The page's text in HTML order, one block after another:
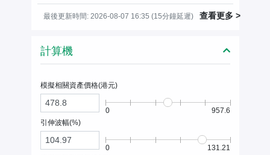
最後更新時間: 2026-08-07 16:35 (15分鐘延遲) 查看更多 >
計算機
模擬相關資產價格(港元)
0
957.6
引伸波幅(%)
0
131.21